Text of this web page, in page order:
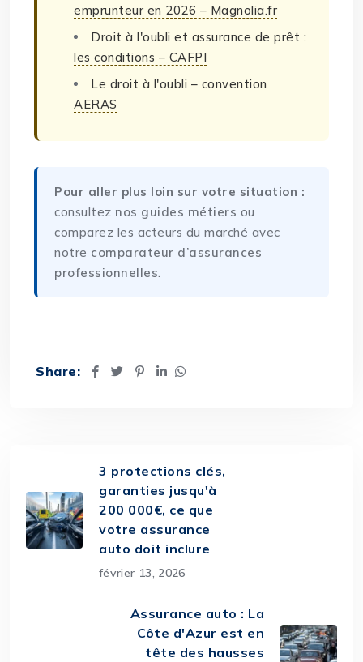
emprunteur en 2026 – Magnolia.fr
Droit à l'oubli et assurance de prêt :
les conditions – CAFPI
Le droit à l'oubli – convention
AERAS
Pour aller plus loin sur votre situation :
consultez nos guides métiers ou
comparez les acteurs du marché avec
notre comparateur d’assurances
professionnelles.
Share:
3 protections clés,
garanties jusqu'à
200 000€, ce que
votre assurance
auto doit inclure
février 13, 2026
Assurance auto : La
Côte d'Azur est en
tête des hausses